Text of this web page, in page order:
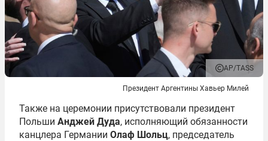
AP/TASS
Президент Аргентины Хавьер Милей
Также на церемонии присутствовали президент
Польши Анджей Дуда, исполняющий обязанности
канцлера Германии Олаф Шольц, председатель